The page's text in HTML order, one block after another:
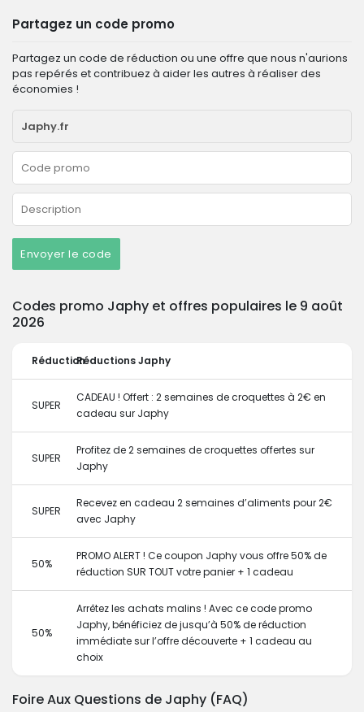
Partagez un code promo
Partagez un code de réduction ou une offre que nous n'aurions
pas repérés et contribuez à aider les autres à réaliser des
économies !
Envoyer le code
Codes promo Japhy et offres populaires le 9 août
2026
RéductionRéductions Japhy
SUPER
CADEAU ! Offert : 2 semaines de croquettes à 2€ en
cadeau sur Japhy
SUPER
Profitez de 2 semaines de croquettes offertes sur
Japhy
SUPER
Recevez en cadeau 2 semaines d’aliments pour 2€
avec Japhy
50%
PROMO ALERT ! Ce coupon Japhy vous offre 50% de
réduction SUR TOUT votre panier + 1 cadeau
50%
Arrêtez les achats malins ! Avec ce code promo
Japhy, bénéficiez de jusqu’à 50% de réduction
immédiate sur l’offre découverte + 1 cadeau au
choix
Foire Aux Questions de Japhy (FAQ)